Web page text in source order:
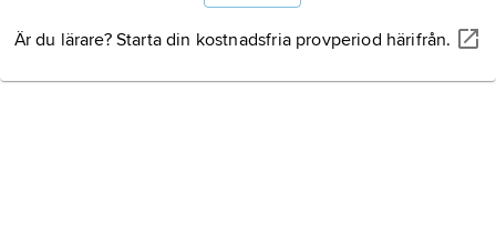
Är du lärare? Starta din kostnadsfria provperiod härifrån.